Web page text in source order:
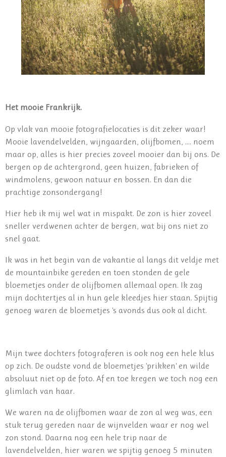
Het mooie Frankrijk.
Op vlak van mooie fotografielocaties is dit zeker waar!
Mooie lavendelvelden, wijngaarden, olijfbomen, .... noem
maar op, alles is hier precies zoveel mooier dan bij ons. De
bergen op de achtergrond, geen huizen, fabrieken of
windmolens, gewoon natuur en bossen. En dan die
prachtige zonsondergang!
Hier heb ik mij wel wat in mispakt. De zon is hier zoveel
sneller verdwenen achter de bergen, wat bij ons niet zo
snel gaat.
Ik was in het begin van de vakantie al langs dit veldje met
de mountainbike gereden en toen stonden de gele
bloemetjes onder de olijfbomen allemaal open. Ik zag
mijn dochtertjes al in hun gele kleedjes hier staan. Spijtig
genoeg waren de bloemetjes 's avonds dus ook al dicht.
Mijn twee dochters fotograferen is ook nog een hele klus
op zich. De oudste vond de bloemetjes 'prikken' en wilde
absoluut niet op de foto. Af en toe kregen we toch nog een
glimlach van haar.
We waren na de olijfbomen waar de zon al weg was, een
stuk terug gereden naar de wijnvelden waar er nog wel
zon stond. Daarna nog een hele trip naar de
lavendelvelden, hier waren we spijtig genoeg 5 minuten